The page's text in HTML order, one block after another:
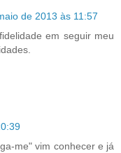
de 2013 às 11:57
em seguir meu
me" vim conhecer e já